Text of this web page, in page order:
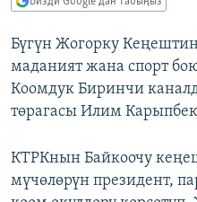
ЭКСПЕРТТЕР ТАЛДАЙТ
БИЗ ЖАНА ДҮЙНӨ
ДАНИСТЕ
ЭЖЕ-СИҢДИЛЕР
ЫҢГАЙСЫЗ СУРООЛОР
ӨЗГӨЧӨ ПИКИР
Русский
ОНЛАЙН ШЕРИНЕ
Бүгүн Жогорку
маданият жана спорт
Коомдук Биринчи
төрагасы Илим
КТРКнын Байкоочу
мүчөлөрүн президент,